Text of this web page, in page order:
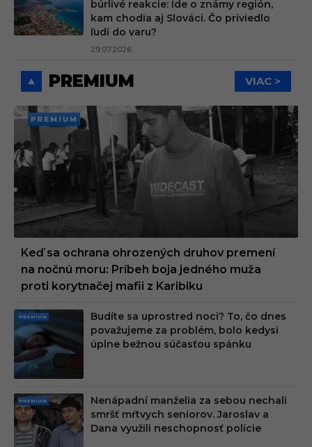
búrlivé reakcie: Ide o známy región,
kam chodia aj Slováci. Čo priviedlo
ľudí do varu?
29.07.2026
PREMIUM VIAC >
PREMI
UM
Keď sa ochrana ohrozených druhov premení
na nočnú moru: Príbeh boja jedného muža
proti korytnačej mafii z Karibiku
PRE
MIU
M
Budíte sa uprostred noci? To, čo dnes
považujeme za problém, bolo kedysi
úplne bežnou súčasťou spánku
PRE
MIU
M
Nenápadní manželia za sebou nechali
smršť mŕtvych seniorov. Jaroslav a
Dana využili neschopnosť polície